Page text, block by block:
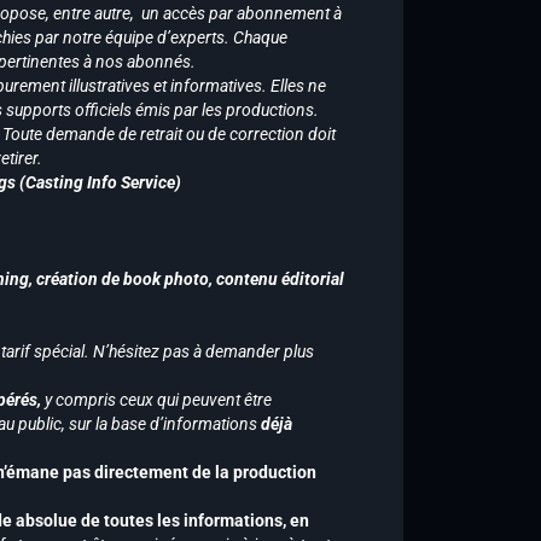
entre autre, un accès par abonnement à
par notre équipe d’experts. Chaque
à nos abonnés.
illustratives et informatives. Elles ne
officiels émis par les productions.
demande de retrait ou de correction doit
(Casting Info Service)
création de book photo, contenu éditorial
spécial. N’hésitez pas à demander plus
y compris ceux qui peuvent être
public, sur la base d’informationsdéjà
pas directement de la production
absolue de toutes les informations, en